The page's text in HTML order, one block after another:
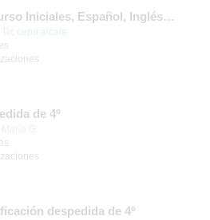
Fin de curso Iniciales, Español, Inglés, Informática y Patrimonio
Tic cepa alcala
de 4º
María G.
despedida de 4º